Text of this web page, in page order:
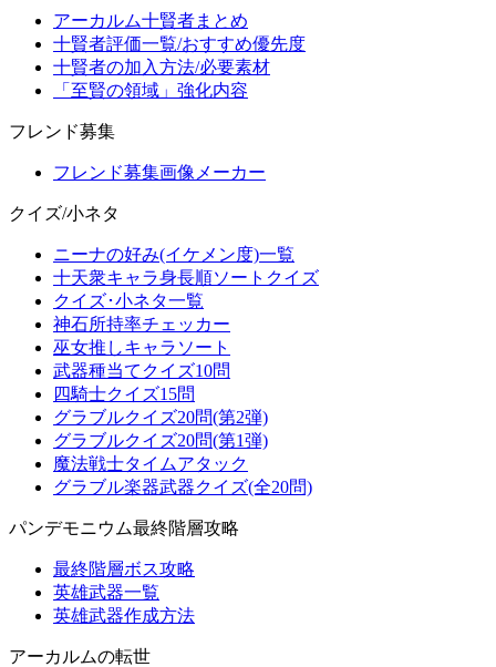
アーカルム十賢者まとめ
十賢者評価一覧/おすすめ優先度
十賢者の加入方法/必要素材
「至賢の領域」強化内容
フレンド募集
フレンド募集画像メーカー
クイズ/小ネタ
ニーナの好み(イケメン度)一覧
十天衆キャラ身長順ソートクイズ
クイズ･小ネタ一覧
神石所持率チェッカー
巫女推しキャラソート
武器種当てクイズ10問
四騎士クイズ15問
グラブルクイズ20問(第2弾)
グラブルクイズ20問(第1弾)
魔法戦士タイムアタック
グラブル楽器武器クイズ(全20問)
パンデモニウム最終階層攻略
最終階層ボス攻略
英雄武器一覧
英雄武器作成方法
アーカルムの転世